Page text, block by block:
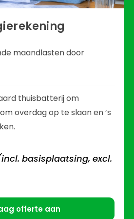
maandlasten door
thuisbatterij om
overdag op te slaan en ’s
basisplaatsing, excl.
offerte aan